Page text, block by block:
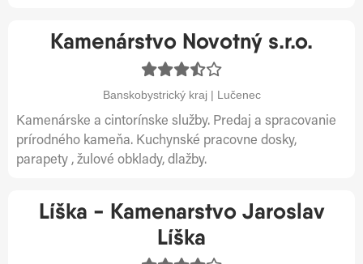
Kamenárstvo Novotný s.r.o.
Banskobystrický kraj | Lučenec
Kamenárske a cintorínske služby. Predaj a spracovanie
prírodného kameňa. Kuchynské pracovne dosky,
parapety , žulové obklady, dlažby.
Líška - Kamenarstvo Jaroslav
Líška